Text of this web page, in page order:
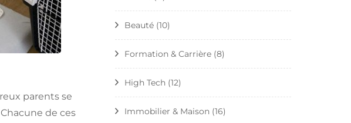
parents se
de ces
Beauté (10)
Formation & Carrière (8)
High Tech (12)
Immobilier & Maison (16)